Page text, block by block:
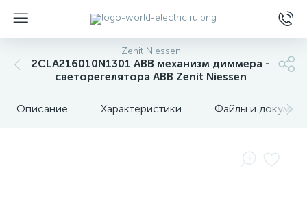
Zenit Niessen
2CLA216010N1301 ABB механизм диммера -
светорегелятора ABB Zenit Niessen
Описание Характеристики Файлы и